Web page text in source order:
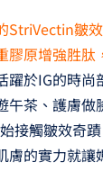
StriVectin皺
膠原增強胜
躍於IG的時
午茶、護膚
接觸皺效奇
膚的實力就